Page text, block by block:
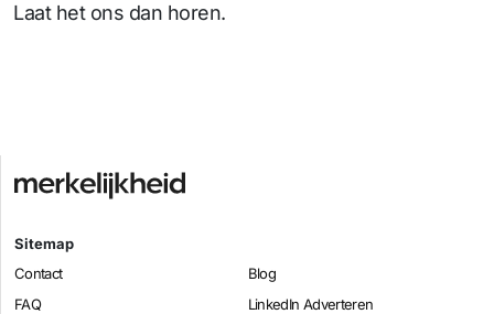
Laat het ons dan horen.
Sitemap
Contact
Blog
FAQ
LinkedIn Adverteren